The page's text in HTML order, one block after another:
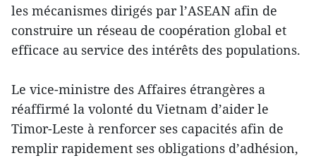
les mécanismes dirigés par l’ASEAN afin de
construire un réseau de coopération global et
efficace au service des intérêts des populations.
Le vice-ministre des Affaires étrangères a
réaffirmé la volonté du Vietnam d’aider le
Timor-Leste à renforcer ses capacités afin de
remplir rapidement ses obligations d’adhésion,